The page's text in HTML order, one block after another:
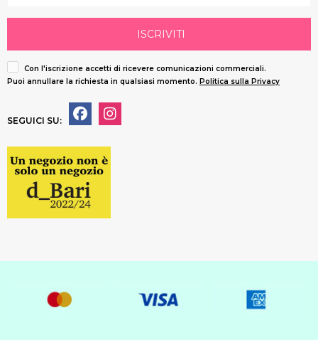
ISCRIVITI
Con l'iscrizione accetti di ricevere comunicazioni commerciali.
Puoi annullare la richiesta in qualsiasi momento. Politica sulla Privacy
SEGUICI SU: